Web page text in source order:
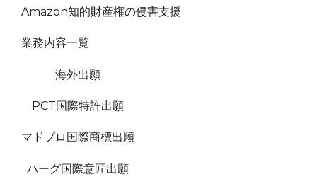
Amazon知的財産権の侵害支援
業務内容一覧
海外出願
PCT国際特許出願
マドプロ国際商標出願
ハーグ国際意匠出願